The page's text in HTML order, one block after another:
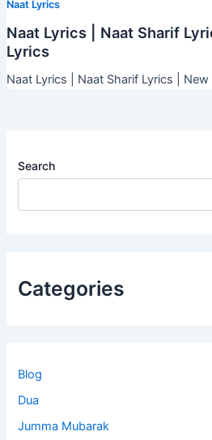
Naat Lyrics
Naat Lyrics | Naat Sharif
Lyrics
Naat Lyrics | Naat Sharif Lyrics | New
Search
Categories
Blog
Dua
Jumma Mubarak